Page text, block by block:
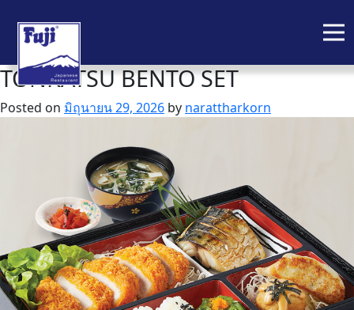
Skip
to
content
TONKATSU BENTO SET
Posted on มิถุนายน 29, 2026 by narattharkorn